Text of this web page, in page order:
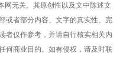
网无关。其原创性以及文中陈述文
或者部分内容、文字的真实性、完
者仅作参考，并请自行核实相关内
何商业目的。如有侵权，请及时联